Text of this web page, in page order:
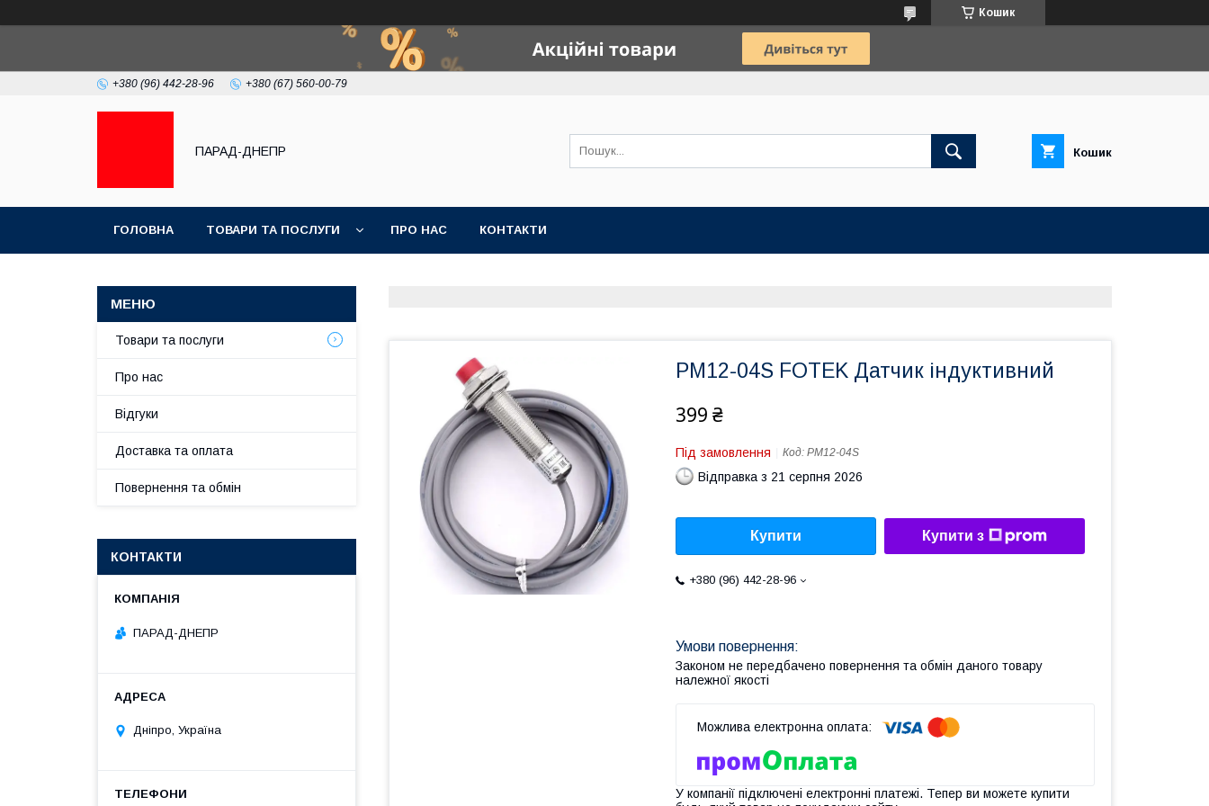
Кошик
+380 (96) 442-28-96 +380 (67) 560-00-79
ПАРАД-ДНЕПР Кошик
ГОЛОВНА ТОВАРИ ТА ПОСЛУГИ ПРО НАС КОНТАКТИ
PM12-04S FOTEK Датчик індуктивний
399 ₴
Під замовлення Код: PM12-04S
Відправка з 21 серпня 2026
Купити Купити з
+380 (96) 442-28-96
Законом не передбачено повернення та обмін даного товару
належної якості
У компанії підключені електронні платежі. Тепер ви можете купити
Товари та послуги
Про нас
Відгуки
Доставка та оплата
Повернення та обмін
КОНТАКТИ
ПАРАД-ДНЕПР
Дніпро, Україна